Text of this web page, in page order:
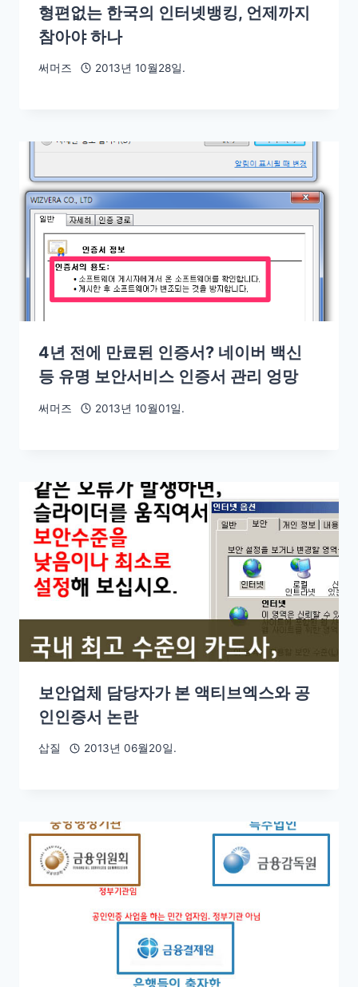
형편없는 한국의 인터넷뱅킹, 언제까지
참아야 하나
써머즈 2013년 10월28일.
4년 전에 만료된 인증서? 네이버 백신
등 유명 보안서비스 인증서 관리 엉망
써머즈 2013년 10월01일.
보안업체 담당자가 본 액티브엑스와 공
인인증서 논란
삽질 2013년 06월20일.